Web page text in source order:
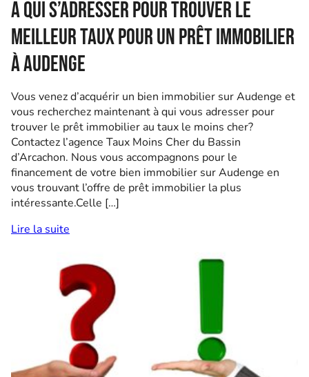
A qui s’adresser pour trouver le
meilleur taux pour un prêt immobilier
à Audenge
Vous venez d’acquérir un bien immobilier sur Audenge et
vous recherchez maintenant à qui vous adresser pour
trouver le prêt immobilier au taux le moins cher?
Contactez l’agence Taux Moins Cher du Bassin
d’Arcachon. Nous vous accompagnons pour le
financement de votre bien immobilier sur Audenge en
vous trouvant l’offre de prêt immobilier la plus
intéressante.Celle […]
Lire la suite